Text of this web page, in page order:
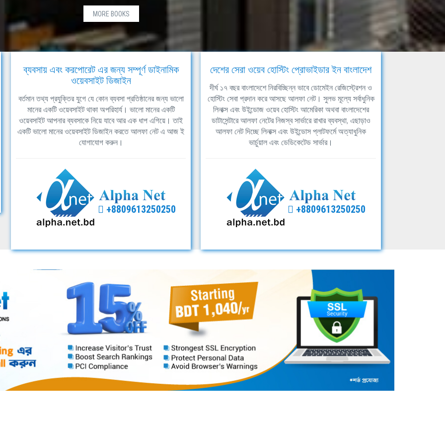
MORE BOOKS
ব্যবসায় এবং করপোরেট এর জন্য সম্পূর্ণ ডাইনামিক
ওয়েবসাইট ডিজাইন
বর্তমান তথ্য প্রযুক্তির যুগে যে কোন ব্যবসা প্রতিষ্ঠানের জন্য ভালো
মানের একটি ওয়েবসাইট থাকা অপরিহার্য। ভালো মানের একটি
ওয়েবসাইট আপনার ব্যবসাকে নিয়ে যাবে আর এক ধাপ এগিয়ে। তাই
একটি ভালো মানের ওয়েবসাইট ডিজাইন করতে আলফা নেট এ আজ ই
যোগাযোগ করুন।
+8809613250250
দেশের সেরা ওয়েব হোস্টিং প্রোভাইডার ইন বাংলাদেশ
দীর্ঘ ১৭ বছর বাংলাদেশে নিরবিচ্ছিন্ন ভাবে ডোমেইন রেজিস্ট্রেশন ও
হোস্টিং সেবা প্রদান করে আসছে আলফা নেট। সুলভ মূল্যে সর্বাধুনিক
লিনাক্স এবং উইন্ডোজ ওয়েব হোস্টিং আমেরিকা অথবা বাংলাদেশের
ডাটাসেন্টারে আলফা নেটের নিজস্ব সার্ভারে রাখার ব্যবস্থা, এছাড়াও
আলফা নেট দিচ্ছে লিনাক্স এবং উইন্ডোস প্লাটফর্মে অত্যাধুনিক
ভার্চুয়াল এবং ডেডিকেটেড সার্ভার।
+8809613250250